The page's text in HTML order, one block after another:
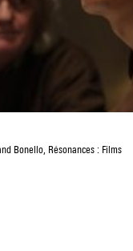
Bonello, Résonances : Films